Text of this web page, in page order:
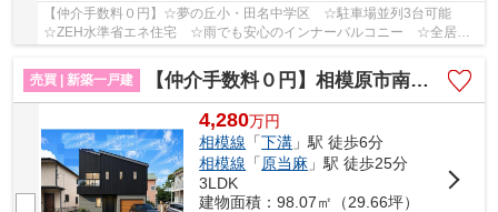
【仲介手数料０円】☆夢の丘小・田名中学区 ☆駐車場並列3台可能
☆ZEH水準省エネ住宅 ☆雨でも安心のインナーバルコニー ☆全居室
売買 | 新築一戸建
【仲介手数料０円】相模原市南区下溝 新築一戸建て
4,280万円
相模線 「下溝 」駅 徒歩6分
相模線 「 原当麻 」駅 徒歩25分
3LDK
建物面積：98.07㎡（29.66坪）